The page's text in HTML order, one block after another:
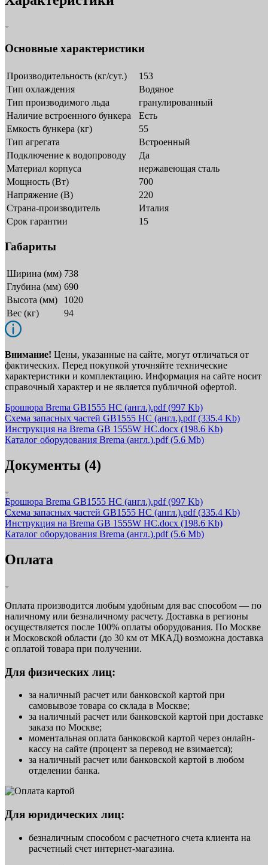
Основные характеристики
Производительность (кг/сут.)
153
Тип охлаждения
Водяное
Тип производимого льда
гранулированный
Наличие встроенного бункера
Есть
Емкость бункера (кг)
55
Тип агрегата
Встроенный
Подключение к водопроводу
Да
Материал корпуса
нержавеющая сталь
Мощность (Вт)
700
Напряжение (В)
220
Страна-производитель
Италия
Срок гарантии
15
Габариты
Ширина (мм) 738
Глубина (мм) 690
Высота (мм)
1020
Вес (кг)
94
Внимание! Цены, указанные на сайте, могут отличаться от
фактических. Перед покупкой уточняйте технические
характеристики и комплектацию. Информация на сайте носит
справочный характер и не является публичной офертой.
Брошюра Brema GB1555 HC (англ.).pdf(997 Kb)
Схема запасных частей GB1555 HC (англ.).pdf(335.4 Kb)
Инструкция на Brema GB 1555W HC.docx (198.6 Kb)
Каталог оборудования Brema (англ.).pdf(5.6 Mb)
Документы (4)
Брошюра Brema GB1555 HC (англ.).pdf(997 Kb)
Схема запасных частей GB1555 HC (англ.).pdf(335.4 Kb)
Инструкция на Brema GB 1555W HC.docx (198.6 Kb)
Каталог оборудования Brema (англ.).pdf(5.6 Mb)
Оплата
Оплата производится любым удобным для вас способом — по
наличному или безналичному расчету. Доставка в регионы
осуществляется после 100% оплаты оборудования. По Москве
и Московской области (до 30 км от МКАД) возможна доставка
с оплатой товара при получении.
Для физических лиц:
за наличный расчет или банковской картой при
самовывозе товара со склада в Москве;
за наличный расчет или банковской картой при доставке
заказа по Москве;
моментальная оплата банковской картой через онлайн-
кассу на сайте (процент за перевод не взимается);
за наличный расчет или банковской картой в любом
отделении банка.
Для юридических лиц:
безналичным способом с расчетного счета клиента на
расчетный счет интернет-магазина.